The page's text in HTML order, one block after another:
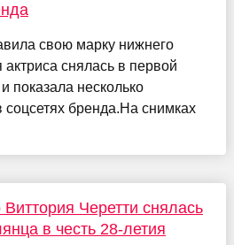
свою марку нижнего
актриса снялась в первой
показала несколько
бренда.На снимках
Черетти снялась
в честь 28-летия